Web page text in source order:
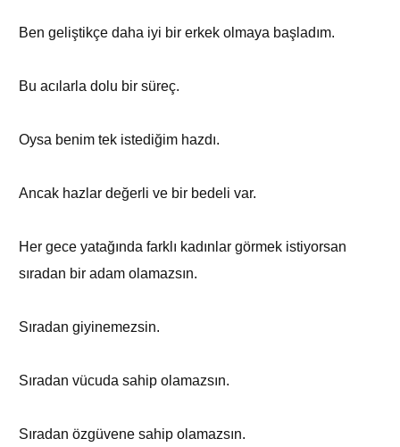
Ben geliştikçe daha iyi bir erkek olmaya başladım.
Bu acılarla dolu bir süreç.
Oysa benim tek istediğim hazdı.
Ancak hazlar değerli ve bir bedeli var.
Her gece yatağında farklı kadınlar görmek istiyorsan
sıradan bir adam olamazsın.
Sıradan giyinemezsin.
Sıradan vücuda sahip olamazsın.
Sıradan özgüvene sahip olamazsın.